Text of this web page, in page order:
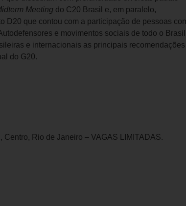
Meeting do C20 Brasil e, em paralelo,
D20 que contou com a participação de pessoas
e movimentos sociais de todo o
e internacionais as principais recomendações
do G20.
Centro, Rio de Janeiro – VAGAS LIMITADAS.